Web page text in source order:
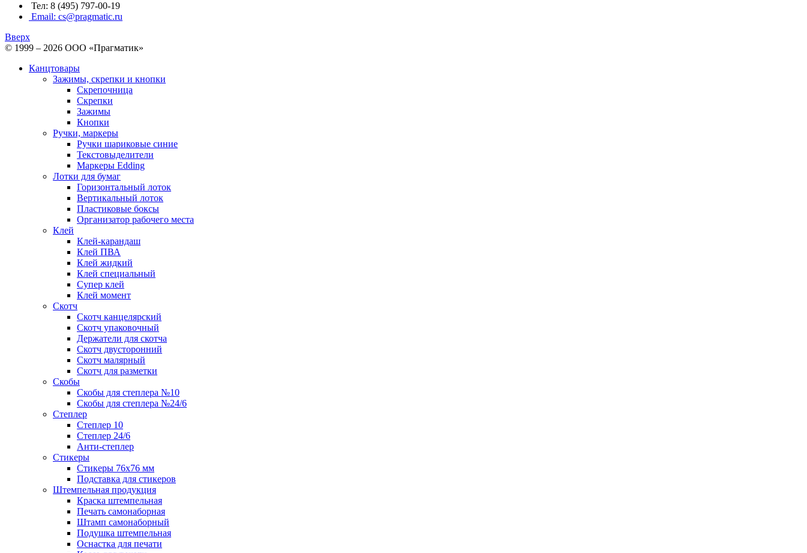
Тел: 8 (495) 797-00-19
Email: cs@pragmatic.ru
Вверх
© 1999 – 2026 ООО «Прагматик»
Канцтовары
Зажимы, скрепки и кнопки
Скрепочница
Скрепки
Зажимы
Кнопки
Ручки, маркеры
Ручки шариковые синие
Текстовыделители
Маркеры Edding
Лотки для бумаг
Горизонтальный лоток
Вертикальный лоток
Пластиковые боксы
Организатор рабочего места
Клей
Клей-карандаш
Клей ПВА
Клей жидкий
Клей специальный
Супер клей
Клей момент
Скотч
Скотч канцелярский
Скотч упаковочный
Держатели для скотча
Скотч двусторонний
Скотч малярный
Скотч для разметки
Скобы
Скобы для степлера №10
Скобы для степлера №24/6
Степлер
Степлер 10
Степлер 24/6
Анти-степлер
Стикеры
Стикеры 76x76 мм
Подставка для стикеров
Штемпельная продукция
Краска штемпельная
Печать самонаборная
Штамп самонаборный
Подушка штемпельная
Оснастка для печати